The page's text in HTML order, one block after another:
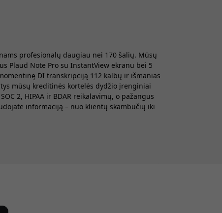
profesionalų daugiau nei 170 šalių. Mūsų
Plaud Note Pro su InstantView ekranu bei 5
DI transkripciją 112 kalbų ir išmanias
mūsų kreditinės kortelės dydžio įrenginiai
2, HIPAA ir BDAR reikalavimų, o pažangus
informaciją – nuo klientų skambučių iki